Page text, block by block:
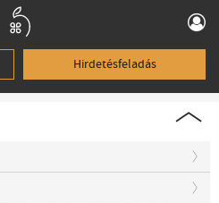
Hirdetésfeladás